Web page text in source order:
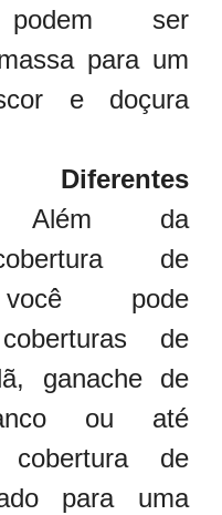
podem ser
para um
e doçura
da
de
pode
de
ganache de
ou até
de
para uma